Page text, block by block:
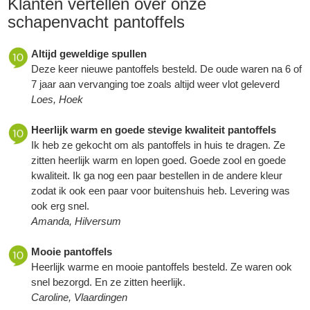
schapenvacht pantoffels
Altijd geweldige spullen
Deze keer nieuwe pantoffels besteld. De oude waren na 6 of
7 jaar aan vervanging toe zoals altijd weer vlot geleverd
Loes, Hoek
Heerlijk warm en goede stevige kwaliteit pantoffels
Ik heb ze gekocht om als pantoffels in huis te dragen. Ze
zitten heerlijk warm en lopen goed. Goede zool en goede
kwaliteit. Ik ga nog een paar bestellen in de andere kleur
zodat ik ook een paar voor buitenshuis heb. Levering was
ook erg snel.
Amanda, Hilversum
Mooie pantoffels
Heerlijk warme en mooie pantoffels besteld. Ze waren ook
snel bezorgd. En ze zitten heerlijk.
Caroline, Vlaardingen